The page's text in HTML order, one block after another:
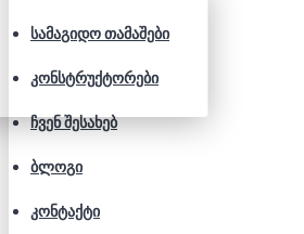
ᲡᲐᲛᲐᲒᲘᲓᲝ ᲗᲐᲛᲐᲨᲔᲑᲘ
ᲙᲝᲜᲡᲢᲠᲣᲥᲢᲝᲠᲔᲑᲘ
ᲩᲕᲔᲜ ᲨᲔᲡᲐᲮᲔᲑ
ᲑᲚᲝᲒᲘ
ᲙᲝᲜᲢᲐᲥᲢᲘ